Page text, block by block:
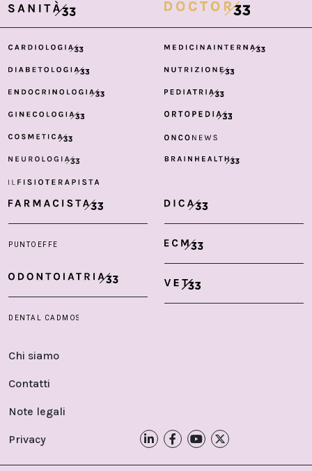
Chi siamo
Contatti
Note legali
Privacy